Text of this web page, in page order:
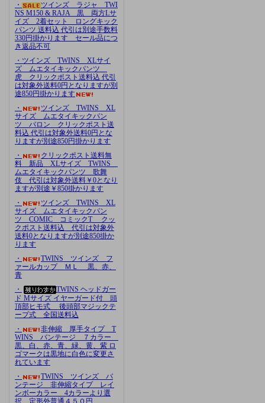
・
ツインズ ラジャ TWI
NS M150 & RAJA 黒 両方Lサ
イズ 2着セット ロングキック
パンツ 送料込 代引は別途手数料
330円掛かります セール品につ
き返品不可
・ツインズ TWINS XLサイ
ズ ムエタイキックパンツ
虎 クリックポスト送料込 代引
は対象外送料0円となりますが別
途850円掛かります
・
ツインズ TWINS XL
サイズ ムエタイキックパン
ツ バロン クリックポスト送
料込 代引は対象外送料0円とな
りますが別途850円掛かります
・
クリックポスト送料無
料 新品 XLサイズ TWINS
ムエタイキックパンツ 歌舞
伎 代引は対象外送料￥0となり
ますが別途￥850掛かります
・
ツインズ TWINS XL
サイズ ムエタイキックパン
ツ COMIC コミックT クッ
クポスト送料込 代引は対象外
送料0となりますが別途850掛か
ります
・
TWINS ツインズ フ
ァールカップ ＭＬ 黒、赤、
青
・
TWINS ヘッドガー
ド Mサイズ イヤーガード付 頭
頂部ヒモ式 後頭部マジックテ
ープ式 全国送料込
・
非伸縮 厚手タイプ T
WINS バンテージ ７カラー
黒、白、赤、青、緑、黄、紫 ロ
ゴマークは黒地に白色に変更さ
れています
・
TWINS ツインズ バ
ンテージ 非伸縮タイプ レイ
ンボーカラー 4カラーより選